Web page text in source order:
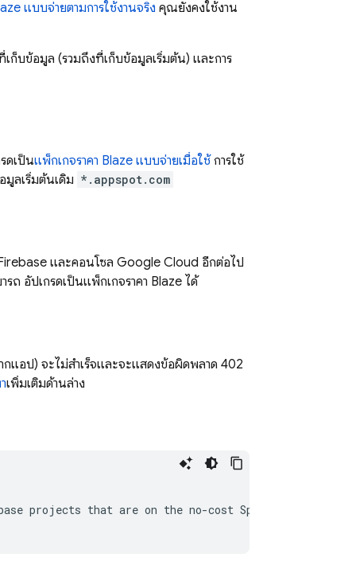
แบบจ่ายตามการใช้งานจริง คุณยังคงใช้งาน
เก็บข้อมูล (รวมถึงที่เก็บข้อมูลเริ่มต้น) และการ
ดเป็นแพ็กเกจราคา Blaze แบบจ่ายเมื่อใช้ การใช้
มูลเริ่มต้นเดิม *.appspot.com
และคอนโซล Google Cloud อีกต่อไป
ถ อัปเกรดเป็นแพ็กเกจราคา Blaze ได้
กแอป) จะไม่สำเร็จและจะแสดงข้อผิดพลาด 402
เพิ่มเติมด้านล่าง
projects that are on the no-cost Spark pricing